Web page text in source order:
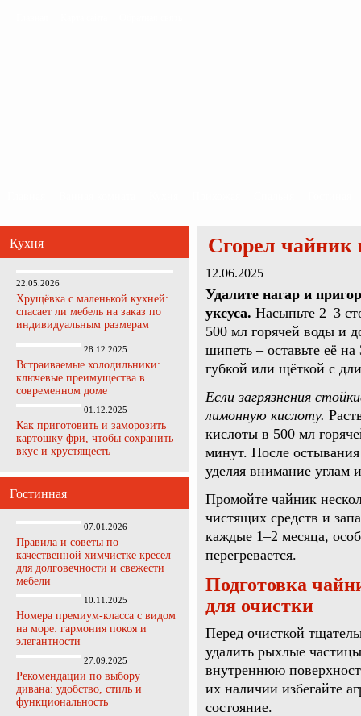
Кухня
22.05.2026
Хрущёвка с маленькой кухней:
спасает ли мебель на заказ по
индивидуальным размерам
28.12.2025
Встраиваемые холодильники:
ключевые преимущества в
современном доме
01.12.2025
Как приготовить и заморозить
картошку фри, чтобы сохранить
вкус и хрустящесть
Гостинная
07.01.2026
Правила и советы по
качественной химчистке кресел
для долговечности и свежести
мебели
10.11.2025
Номера премиум-класса с видом
на море: гармония покоя и
элегантности
27.09.2025
Рекомендации по выбору
дивана: удобство, стиль и
функциональность
Сгорел чайник
12.06.2025
Удалите нагар и
уксуса. Насыпьте 2–3
500 мл горячей воды и
шипеть – оставьте её
губкой или щёткой с
Если загрязнения
лимонную кислоту.
кислоты в 500 мл
минут. После
уделяя внимание углам
Промойте чайник
чистящих средств и
каждые 1–2 месяца,
перегревается.
Подготовка
для очистки
Перед очисткой
удалить рыхлые
внутреннюю
их наличии избегайте
состояние.